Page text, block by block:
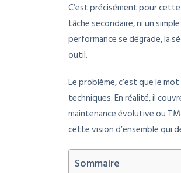
C’est précisément pour
tâche secondaire, ni un
performance se dégrade, la
outil.
Le problème, c’est que le
techniques. En réalité, il
maintenance évolutive ou
cette vision d’ensemble qui
Sommaire